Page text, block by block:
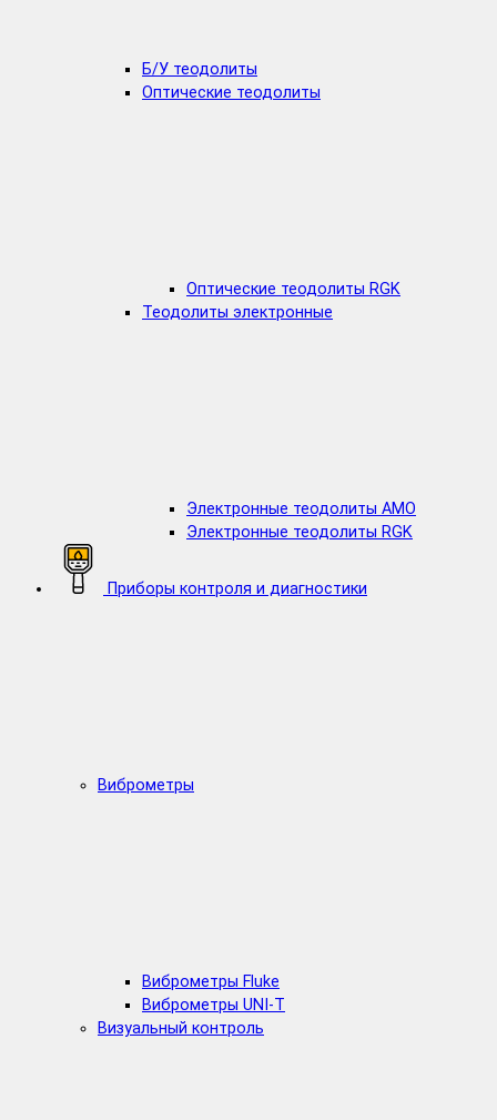
Б/У теодолиты
Оптические теодолиты
Оптические теодолиты RGK
Теодолиты электронные
Электронные теодолиты AMO
Электронные теодолиты RGK
Приборы контроля и диагностики
Виброметры
Виброметры Fluke
Виброметры UNI-T
Визуальный контроль